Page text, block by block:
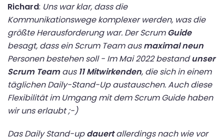
Richard: Uns war klar, dass die
Kommunikationswege komplexer werden, was die
größte Herausforderung war. Der ScrumGuide
besagt, dass ein Scrum Team ausmaximal neun
Personen bestehen soll - Im Mai 2022 bestandunser
Scrum Teamaus 11 Mitwirkenden, die sich in einem
täglichen Daily-Stand-Up austauschen. Auch diese
Flexibilität im Umgang mit dem Scrum Guide haben
wir uns erlaubt ;-)
Das Daily Stand-updauertallerdings nach wie vor